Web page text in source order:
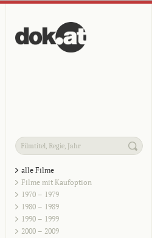
alle Filme
Filme mit Kaufoption
1970 – 1979
1980 – 1989
1990 – 1999
2000 – 2009